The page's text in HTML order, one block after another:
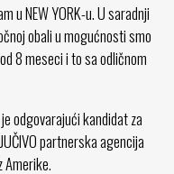
u NEW YORK-u. U saradnji
obali u mogućnosti smo
8 meseci i to sa odličnom
odgovarajući kandidat za
partnerska agencija
Amerike.